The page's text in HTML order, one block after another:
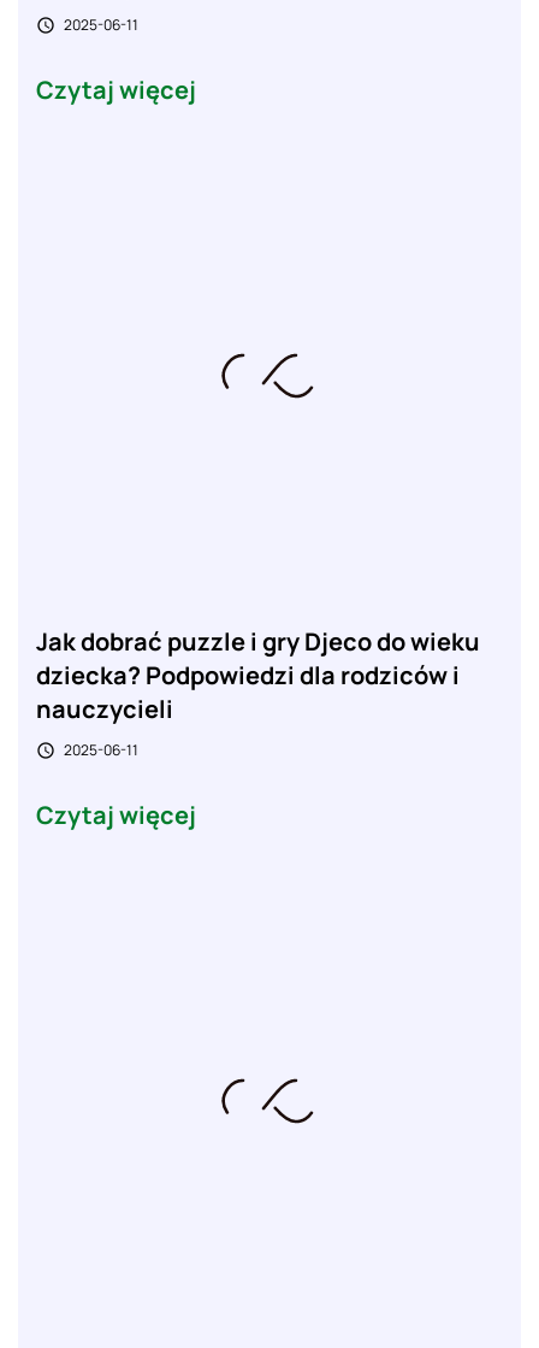
 2025-06-11
Czytaj więcej
Jak dobrać puzzle i gry Djeco do wieku
dziecka? Podpowiedzi dla rodziców i
nauczycieli
 2025-06-11
Czytaj więcej